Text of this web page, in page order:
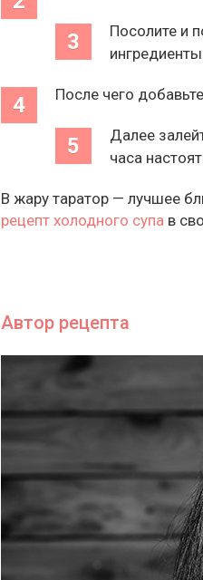
Посолите и
После чего
Далее
часа
В жару таратор — лучшее
рецепт холодного супа в
Автор рецепта